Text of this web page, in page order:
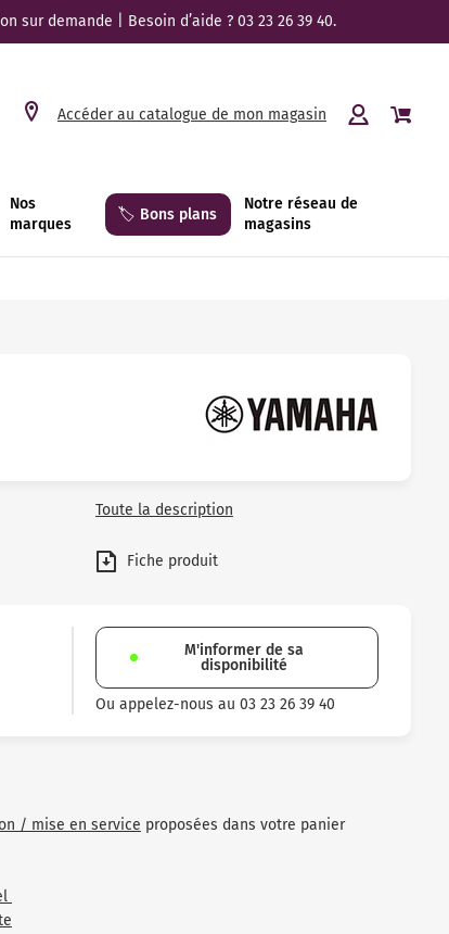
demande | Besoin d’aide ? 03 23 26 39 40.
Accéder au catalogue de mon magasin
Nos
marques
🏷️ Bons plans
Notre réseau de
magasins
Toute la description
Fiche produit
M'informer de sa
disponibilité
Ou appelez-nous au 03 23 26 39 40
/ mise en service proposées dans votre panier